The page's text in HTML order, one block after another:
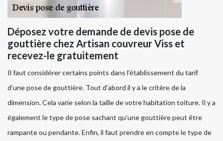
Déposez votre demande de devis pose de
gouttière chez Artisan couvreur Viss et
recevez-le gratuitement
Il faut considérer certains points dans l’établissement du tarif
d’une pose de gouttière. Tout d’abord il y a le critère de la
dimension. Cela varie selon la taille de votre habitation toiture. Il y a
également le type de pose sachant qu’une gouttière peut être
rampante ou pendante. Enfin, il faut prendre en compte le type de